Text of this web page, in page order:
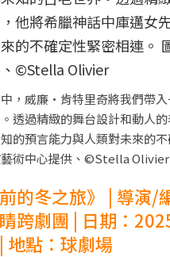
，威廉·肯特里奇將我們帶
透過精緻的舞台設計和動人
的預言能力與人類對未來的不
藝術中心提供、©Stella Olivier
的冬之旅》 | 導演/
跨劇團 | 日期：
地點：球劇場